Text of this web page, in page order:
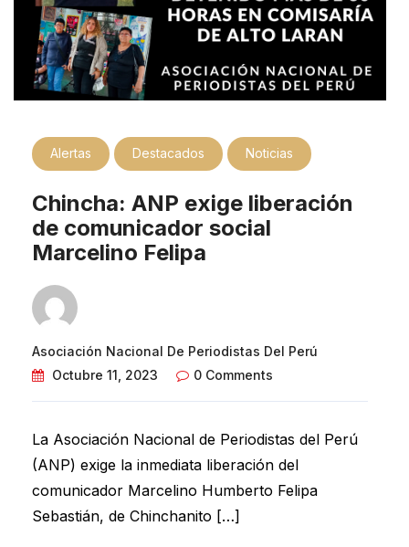
Alertas Destacados Noticias
Chincha: ANP exige liberación
de comunicador social
Marcelino Felipa
Asociación Nacional De Periodistas Del Perú
Octubre 11, 2023
0 Comments
La Asociación Nacional de Periodistas del Perú
(ANP) exige la inmediata liberación del
comunicador Marcelino Humberto Felipa
Sebastián, de Chinchanito […]